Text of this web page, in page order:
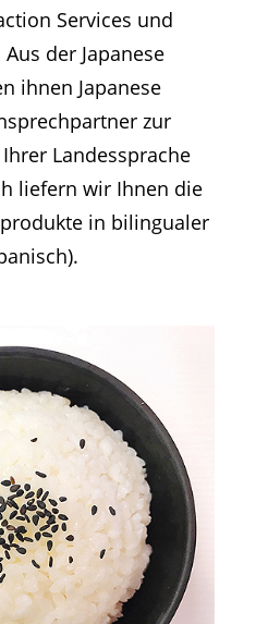
Services und
der Japanese
ihnen Japanese
zur
Landessprache
liefern wir Ihnen die
in bilingualer